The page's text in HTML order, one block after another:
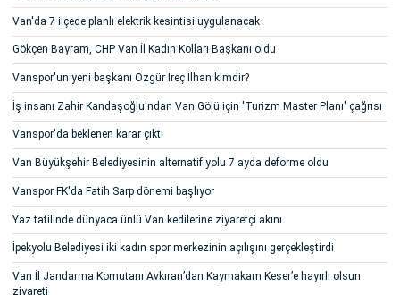
Van'da 7 ilçede planlı elektrik kesintisi uygulanacak
Gökçen Bayram, CHP Van İl Kadın Kolları Başkanı oldu
Vanspor'un yeni başkanı Özgür İreç İlhan kimdir?
İş insanı Zahir Kandaşoğlu'ndan Van Gölü için 'Turizm Master Planı' çağrısı
Vanspor'da beklenen karar çıktı
Van Büyükşehir Belediyesinin alternatif yolu 7 ayda deforme oldu
Vanspor FK'da Fatih Sarp dönemi başlıyor
Yaz tatilinde dünyaca ünlü Van kedilerine ziyaretçi akını
İpekyolu Belediyesi iki kadın spor merkezinin açılışını gerçekleştirdi
Van İl Jandarma Komutanı Avkıran’dan Kaymakam Keser’e hayırlı olsun
ziyareti